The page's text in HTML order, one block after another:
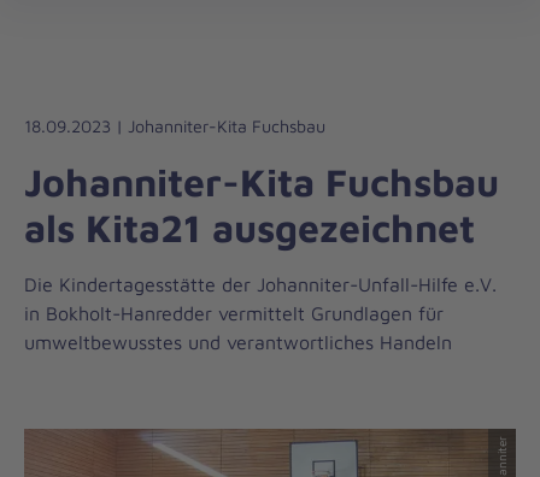
18.09.2023 | Johanniter-Kita Fuchsbau
Johanniter-Kita Fuchsbau
als Kita21 ausgezeichnet
Die Kindertagesstätte der Johanniter-Unfall-Hilfe e.V.
in Bokholt-Hanredder vermittelt Grundlagen für
umweltbewusstes und verantwortliches Handeln